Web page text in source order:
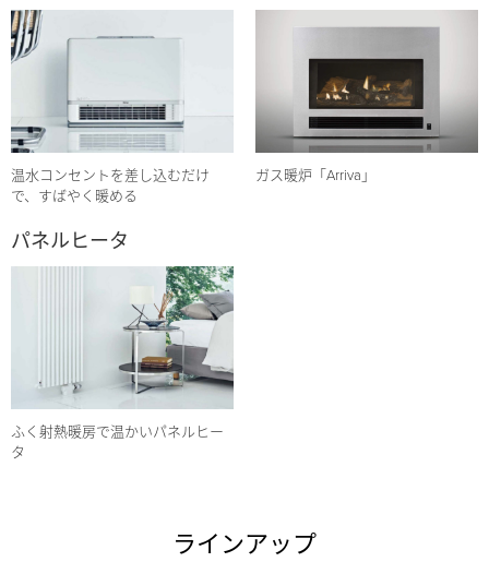
温水コンセントを差し込むだけ
で、すばやく暖める
ガス暖炉「Arriva」
パネルヒータ
ふく射熱暖房で温かいパネルヒー
タ
ラインアップ